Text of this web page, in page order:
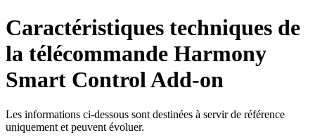
Caractéristiques techniques de
la télécommande Harmony
Smart Control Add-on
Les informations ci-dessous sont destinées à servir de référence
uniquement et peuvent évoluer.